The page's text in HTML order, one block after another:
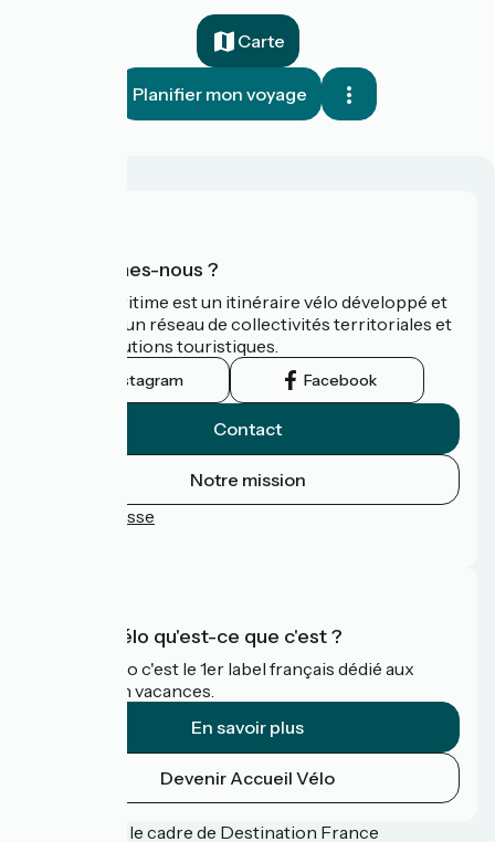
Carte
Planifier mon voyage
Qui sommes-nous ?
La Vélomaritime est un itinéraire vélo développé et
promu par un réseau de collectivités territoriales et
leurs institutions touristiques.
Instagram Facebook
Contact
Notre mission
Espace Presse
Accueil Vélo qu'est-ce que c'est ?
Accueil Vélo c'est le 1er label français dédié aux
cyclistes en vacances.
En savoir plus
Devenir Accueil Vélo
Financé dans le cadre de Destination France